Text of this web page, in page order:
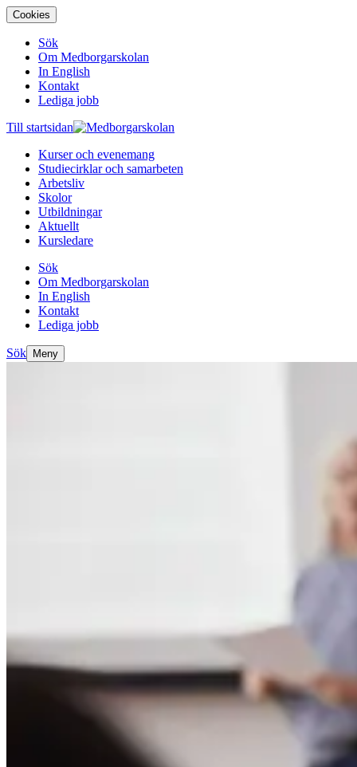
Cookies
Sök
Om Medborgarskolan
In English
Kontakt
Lediga jobb
Till startsidan
Kurser och evenemang
Studiecirklar och samarbeten
Arbetsliv
Skolor
Utbildningar
Aktuellt
Kursledare
Sök
Om Medborgarskolan
In English
Kontakt
Lediga jobb
Sök Meny